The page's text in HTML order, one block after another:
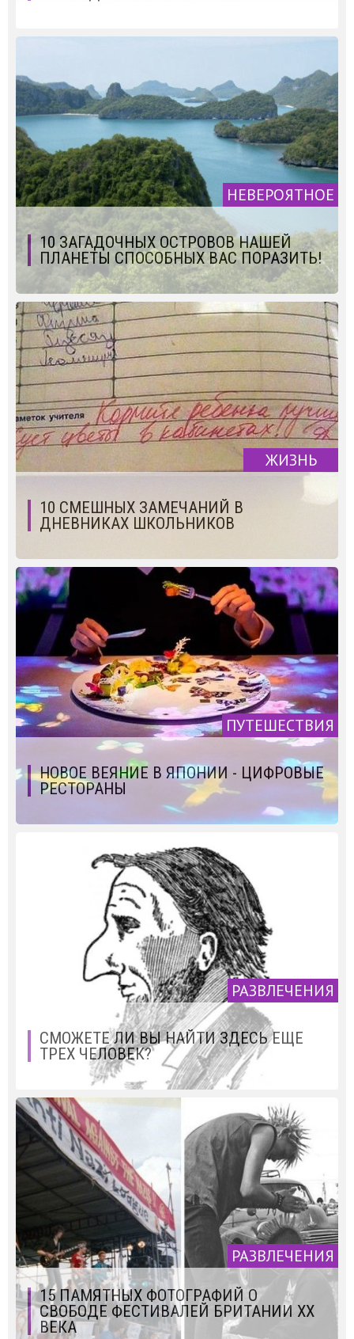
НЕВЕРОЯТНОЕ
10 ЗАГАДОЧНЫХ ОСТРОВОВ НАШЕЙ
ПЛАНЕТЫ СПОСОБНЫХ ВАС ПОРАЗИТЬ!
ЖИЗНЬ
10 СМЕШНЫХ ЗАМЕЧАНИЙ В
ДНЕВНИКАХ ШКОЛЬНИКОВ
ПУТЕШЕСТВИЯ
НОВОЕ ВЕЯНИЕ В ЯПОНИИ - ЦИФРОВЫЕ
РЕСТОРАНЫ
РАЗВЛЕЧЕНИЯ
СМОЖЕТЕ ЛИ ВЫ НАЙТИ ЗДЕСЬ ЕЩЕ
ТРЕХ ЧЕЛОВЕК?
РАЗВЛЕЧЕНИЯ
15 ПАМЯТНЫХ ФОТОГРАФИЙ О
СВОБОДЕ ФЕСТИВАЛЕЙ БРИТАНИИ ХХ
ВЕКА